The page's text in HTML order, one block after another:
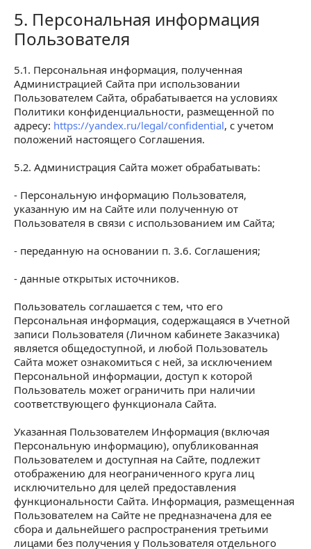
5. Персональная информация Пользователя
5. Персональная информация
Пользователя
5.1. Персональная информация, полученная
Администрацией Сайта при использовании
Пользователем Сайта, обрабатывается на условиях
Политики конфиденциальности, размещенной по
адресу: https://yandex.ru/legal/confidential, с учетом
положений настоящего Соглашения.
5.2. Администрация Сайта может обрабатывать:
- Персональную информацию Пользователя,
указанную им на Сайте или полученную от
Пользователя в связи с использованием им Сайта;
- переданную на основании п. 3.6. Соглашения;
- данные открытых источников.
Пользователь соглашается с тем, что его
Персональная информация, содержащаяся в Учетной
записи Пользователя (Личном кабинете Заказчика)
является общедоступной, и любой Пользователь
Сайта может ознакомиться с ней, за исключением
Персональной информации, доступ к которой
Пользователь может ограничить при наличии
соответствующего функционала Сайта.
Указанная Пользователем Информация (включая
Персональную информацию), опубликованная
Пользователем и доступная на Сайте, подлежит
отображению для неограниченного круга лиц
исключительно для целей предоставления
функциональности Сайта. Информация, размещенная
Пользователем на Сайте не предназначена для ее
сбора и дальнейшего распространения третьими
лицами без получения у Пользователя отдельного